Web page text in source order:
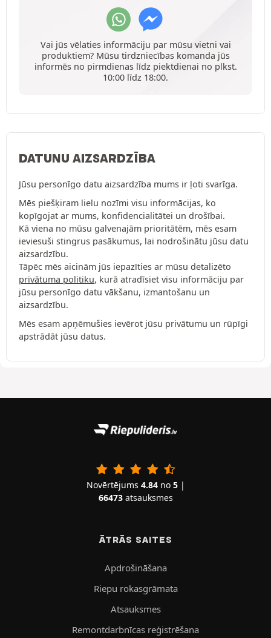
Vai jūs vēlaties informāciju par mūsu vietni vai
produktiem? Mūsu tirdzniecības komanda jūs
informēs no pirmdienas līdz piektdienai no plkst.
10:00 līdz 18:00.
DATUNU AIZSARDZĪBA
Jūsu personīgo datu aizsardzība mums ir ļoti svarīga.
Mēs piešķiram lielu nozīmi visu informācijas, ko
kopīgojat ar mums, konfidencialitātei un drošībai.
Kā viena no mūsu galvenajām prioritātēm, mēs esam
ieviesuši stingrus pasākumus, lai nodrošinātu jūsu datu
aizsardzību.
Tāpēc mēs aicinām jūs iepazīties ar mūsu detalizēto
privātuma politiku, kurā atradīsiet visu informāciju par
jūsu personīgo datu vākšanu, izmantošanu un
aizsardzību.
Mēs esam apņēmušies ievērot jūsu privātumu un rūpīgi
apstrādāt jūsu datus.
Novērtējums 4.84no 5|
66473atsauksmes
ĀTRĀS SAITES
Apdrošināšana
Riepu rokasgrāmata
Atsauksmes
Remontdarbnīcas reģistrēšana